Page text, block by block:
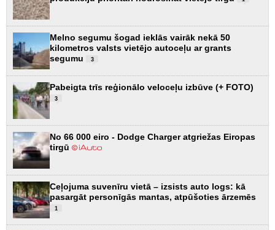
Melno segumu šogad ieklās vairāk nekā 50
kilometros valsts vietējo autoceļu ar grants
segumu
3
Pabeigta trīs reģionālo veloceļu izbūve (+ FOTO)
3
No 66 000 eiro - Dodge Charger atgriežas Eiropas
tirgū
Ceļojuma suvenīru vietā – izsists auto logs: kā
pasargāt personīgās mantas, atpūšoties ārzemēs
1